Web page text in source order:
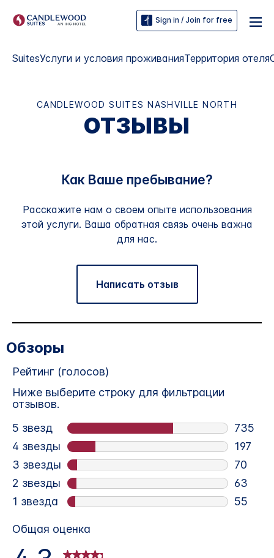
Sign in / Join for free
SuitesУслуги и условия проживанияТерритория отеля
CANDLEWOOD SUITES NASHVILLE NORTH
ОТЗЫВЫ
Как Ваше пребывание?
Расскажите нам о своем опыте использования
этой услуги. Ваша обратная связь очень важна
для нас.
Написать отзыв